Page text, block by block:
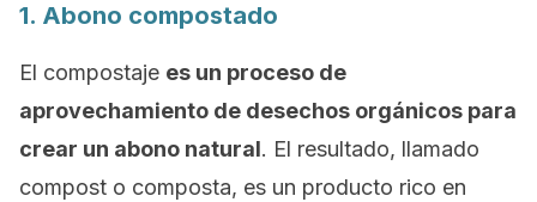
1. Abono compostado
El compostaje es un proceso de
aprovechamiento de desechos orgánicos para
crear un abono natural. El resultado, llamado
compost o composta, es un producto rico en